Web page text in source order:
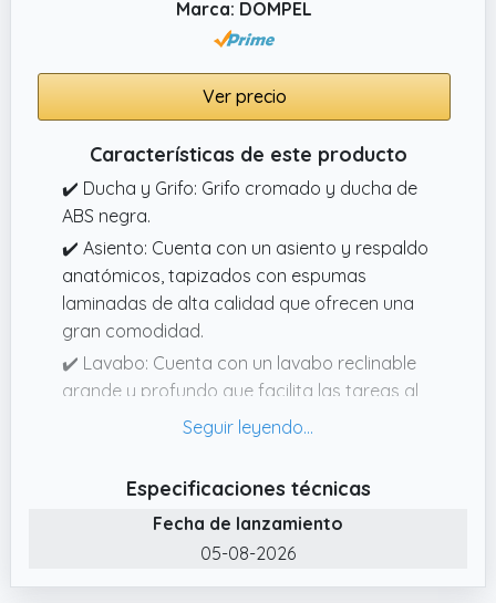
robusta del Lavacabezas Straight Line, junto
con la cerámica de alta resistencia de la
intensivo en salones de belleza y peluquerías,
garantizando durabilidad a largo plazo.
Marca: DOMPEL
Ver precio
Características de este producto
✔️ Ducha y Grifo: Grifo cromado y ducha de
ABS negra.
✔️ Asiento: Cuenta con un asiento y respaldo
anatómicos, tapizados con espumas
laminadas de alta calidad que ofrecen una
gran comodidad.
✔️ Lavabo: Cuenta con un lavabo reclinable
grande y profundo que facilita las tareas al
lavar el cabello. Este lavabo está fabricado
cuenta con una forma anatómica para la
acomodación del cuello, asegurando
✔️ Estructura: Su estructura en polipropileno
Especificaciones técnicas
Fecha de lanzamiento
05-08-2026